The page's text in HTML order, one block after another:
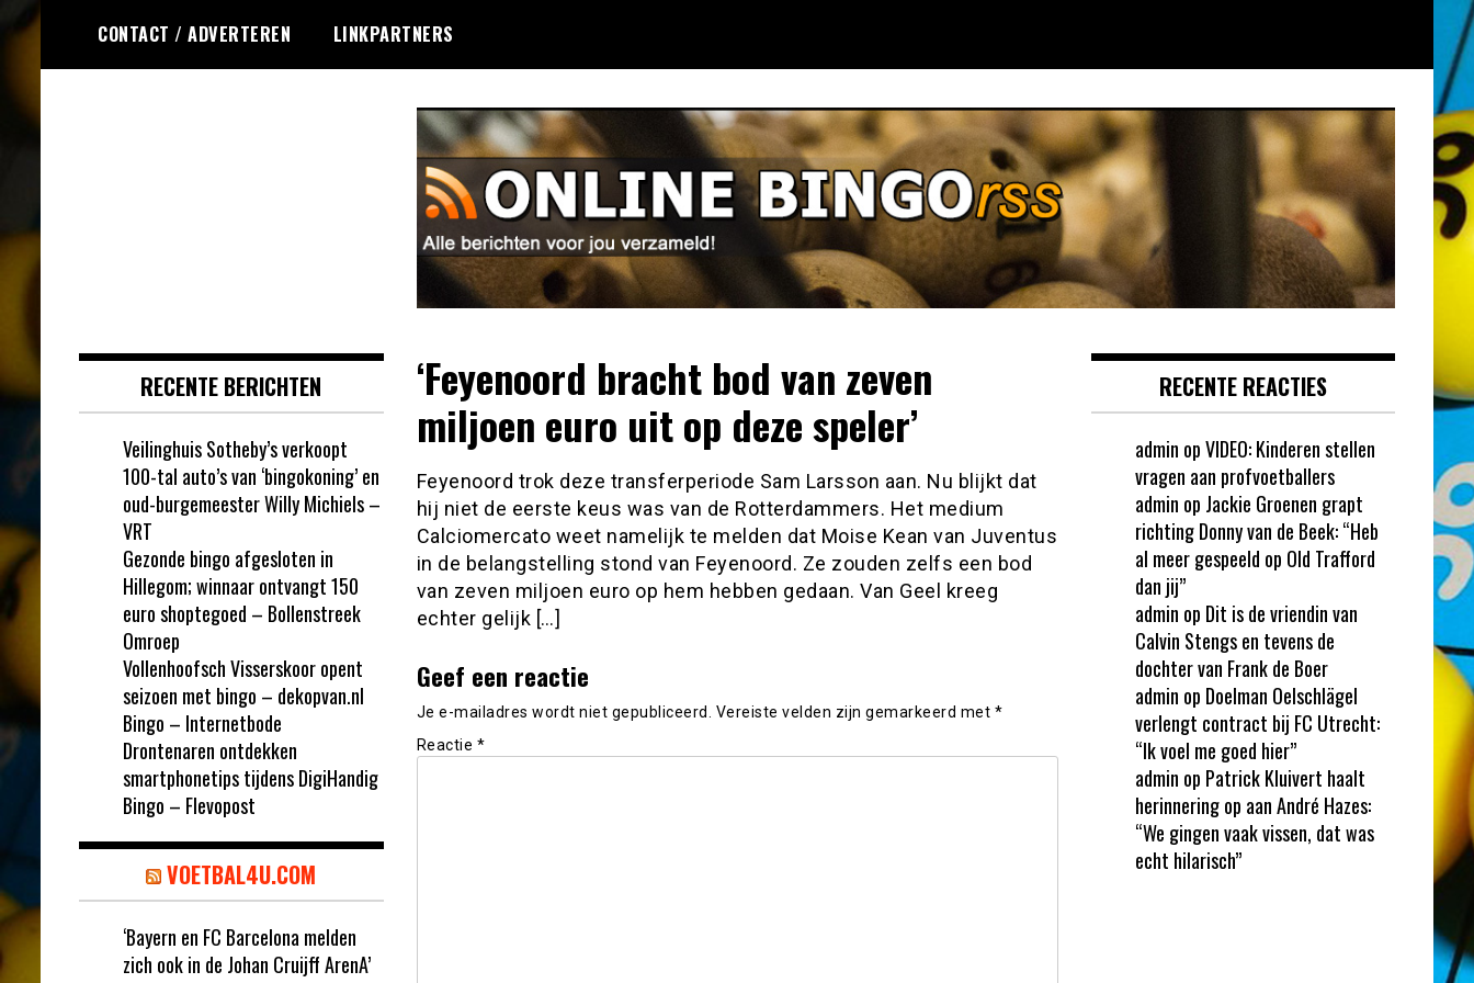
Ga
de
CONTACT / ADVERTEREN LINKPARTNERS
‘Feyenoord bracht bod van zeven
miljoen euro uit op deze speler’
Feyenoord trok deze transferperiode Sam Larsson aan. Nu blijkt dat
hij niet de eerste keus was van de Rotterdammers. Het medium
Calciomercato weet namelijk te melden dat Moise Kean van Juventus
in de belangstelling stond van Feyenoord. Ze zouden zelfs een bod
van zeven miljoen euro op hem hebben gedaan. Van Geel kreeg
echter gelijk […]
Geef een reactie
Je e-mailadres wordt niet gepubliceerd. Vereiste velden zijn gemarkeerd met *
Reactie *
RECENTE BERICHTEN
Veilinghuis Sotheby’s verkoopt
100-tal auto’s van ‘bingokoning’ en
oud-burgemeester Willy Michiels –
VRT
Gezonde bingo afgesloten in
Hillegom; winnaar ontvangt 150
euro shoptegoed – Bollenstreek
Omroep
Vollenhoofsch Visserskoor opent
seizoen met bingo – dekopvan.nl
Bingo – Internetbode
Drontenaren ontdekken
smartphonetips tijdens DigiHandig
Bingo – Flevopost
VOETBAL4U.COM
‘Bayern en FC Barcelona melden
zich ook in de Johan Cruijff ArenA’
RECENTE REACTIES
admin opVIDEO: Kinderen stellen
vragen aan profvoetballers
admin op Jackie Groenen grapt
richting Donny van de Beek: “Heb
al meer gespeeld op Old Trafford
dan jij”
admin op Dit is de vriendin van
Calvin Stengs en tevens de
dochter van Frank de Boer
admin op Doelman Oelschlägel
verlengt contract bij FC Utrecht:
“Ik voel me goed hier”
admin op Patrick Kluivert haalt
herinnering op aan André Hazes:
“We gingen vaak vissen, dat was
echt hilarisch”